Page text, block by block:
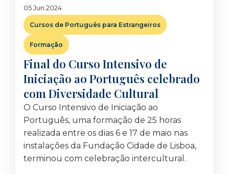
05 Jun 2024
Cursos de Português para Estrangeiros
Formação
Final do Curso Intensivo de
Iniciação ao Português celebrado
com Diversidade Cultural
O Curso Intensivo de Iniciação ao
Português, uma formação de 25 horas
realizada entre os dias 6 e 17 de maio nas
instalações da Fundação Cidade de Lisboa,
terminou com celebração intercultural.